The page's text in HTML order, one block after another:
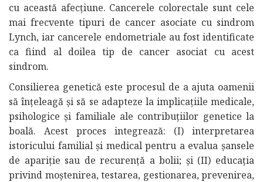
cu această afecțiune. Cancerele colorectale sunt cele
mai frecvente tipuri de cancer asociate cu sindrom
Lynch, iar cancerele endometriale au fost identificate
ca fiind al doilea tip de cancer asociat cu acest
sindrom.
Consilierea genetică este procesul de a ajuta oamenii
să înțeleagă și să se adapteze la implicațiile medicale,
psihologice și familiale ale contribuțiilor genetice la
boală. Acest proces integrează: (I) interpretarea
istoricului familial și medical pentru a evalua șansele
de apariție sau de recurență a bolii; și (II) educația
privind moștenirea, testarea, gestionarea, prevenirea,